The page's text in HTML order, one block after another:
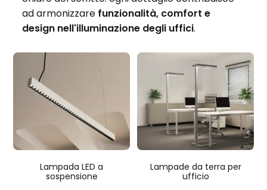
ad armonizzare funzionalità, comfort e
design nell'illuminazione degli uffici.
Lampada LED a
sospensione
Lampade da terra per
ufficio